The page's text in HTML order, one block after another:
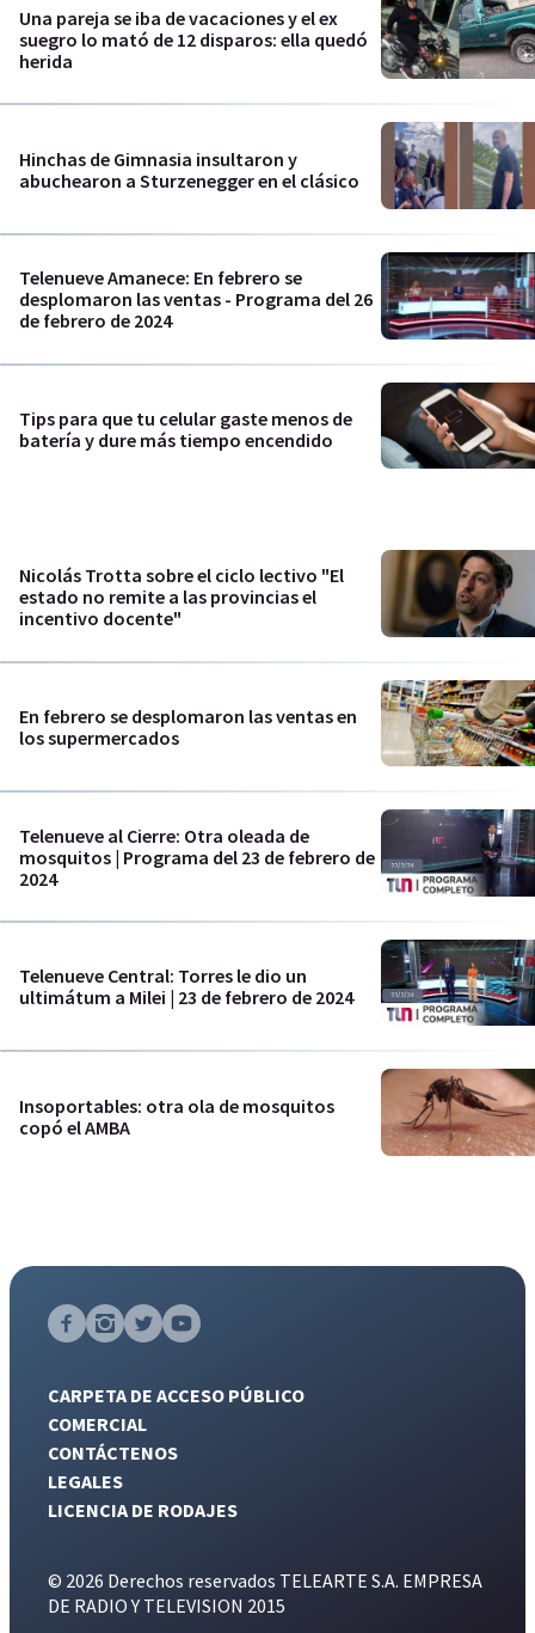
Una pareja se iba de vacaciones y el ex
suegro lo mató de 12 disparos: ella quedó
herida
Hinchas de Gimnasia insultaron y
abuchearon a Sturzenegger en el clásico
Telenueve Amanece: En febrero se
desplomaron las ventas - Programa del 26
de febrero de 2024
Tips para que tu celular gaste menos de
batería y dure más tiempo encendido
Nicolás Trotta sobre el ciclo lectivo "El
estado no remite a las provincias el
incentivo docente"
En febrero se desplomaron las ventas en
los supermercados
Telenueve al Cierre: Otra oleada de
mosquitos | Programa del 23 de febrero de
2024
Telenueve Central: Torres le dio un
ultimátum a Milei | 23 de febrero de 2024
Insoportables: otra ola de mosquitos
copó el AMBA
CARPETA DE ACCESO PÚBLICO
COMERCIAL
CONTÁCTENOS
LEGALES
LICENCIA DE RODAJES
© 2026 Derechos reservados TELEARTE S.A. EMPRESA
DE RADIO Y TELEVISION 2015